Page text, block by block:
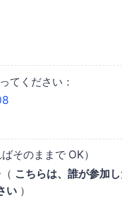
てください：
そのままで OK）
こちらは、誰が参加
い ）